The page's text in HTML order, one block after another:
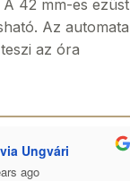
42 mm-es ezüst
Az automata
az óra
Ungvári
ago